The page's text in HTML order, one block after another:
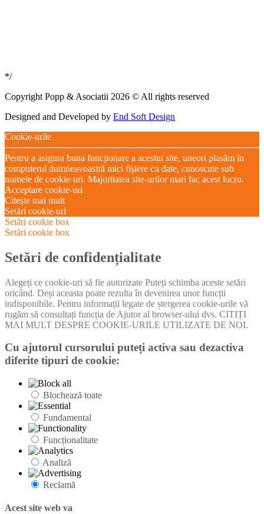
*/
Copyright Popp & Asociatii 2026 © All rights reserved
Designed and Developed by End Soft Design
Cookie-urile
Pentru a asigura buna funcționare a acestui site, uneori plasăm în
computerul dumneavoastră mici fișiere cu date, cunoscute sub
numele de cookie-uri. Majoritatea site-urilor mari fac acest lucru.
Acceptare cookie-uri
Citește mai mult
Setări cookie-uri
Setări cookie box
Setări cookie box
Setări de confidențialitate
Alegeți ce cookie-uri să fie autorizate Puteți schimba aceste setări
oricând. Deși aceasta poate rezulta în devenirea unor funcții
indisponibile. Pentru informații legate de ștergerea cookie-urile vă
rugăm să consultați funcția de Ajutor al browser-ului dvs. CITIȚI
MAI MULT DESPRE COOKIE-URILE UTILIZATE DE NOI.
Cu ajutorul cursorului puteți activa sau dezactiva
diferite tipuri de cookie:
Blochează toate
Fundamental
Funcționalitate
Analiză
Reclamă
Acest site web va